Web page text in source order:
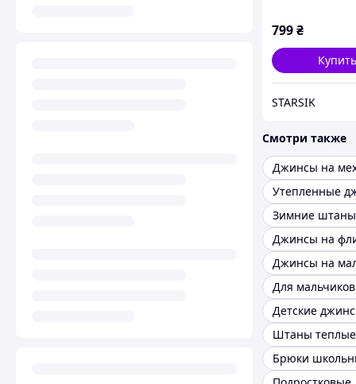
799₴
Купить
STARSIK
Смотри также
Джинсы на
Джинсы на
Для мальчиков
Детские